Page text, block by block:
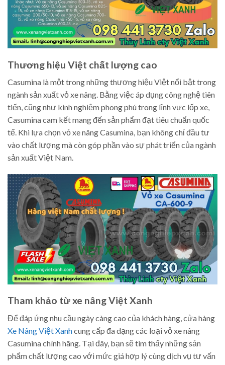
Thương hiệu Việt chất lượng cao
Casumina là một trong những thương hiệu Việt nổi bật trong
ngành sản xuất vỏ xe nâng. Bằng việc áp dụng công nghệ tiên
tiến, cũng như kinh nghiệm phong phú trong lĩnh vực lốp xe,
Casumina cam kết mang đến sản phẩm đạt tiêu chuẩn quốc
tế. Khi lựa chọn vỏ xe nâng Casumina, bạn không chỉ đầu tư
vào chất lượng mà còn góp phần vào sự phát triển của ngành
sản xuất Việt Nam.
Tham khảo từ xe nâng Việt Xanh
Để đáp ứng nhu cầu ngày càng cao của khách hàng, cửa hàng
Xe Nâng Việt Xanhcung cấp đa dạng các loại vỏ xe nâng
Casumina chính hãng. Tại đây, bạn sẽ tìm thấy những sản
phẩm chất lượng cao với mức giá hợp lý cùng dịch vụ tư vấn